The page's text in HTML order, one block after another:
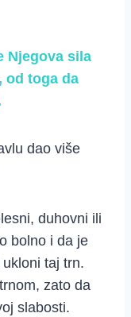
Njegova sila
od toga da
dao više
duhovni ili
bolno i da je
taj trn.
zato da
slabosti.